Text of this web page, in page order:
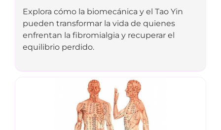
Explora cómo la biomecánica y el Tao Yin
pueden transformar la vida de quienes
enfrentan la fibromialgia y recuperar el
equilibrio perdido.